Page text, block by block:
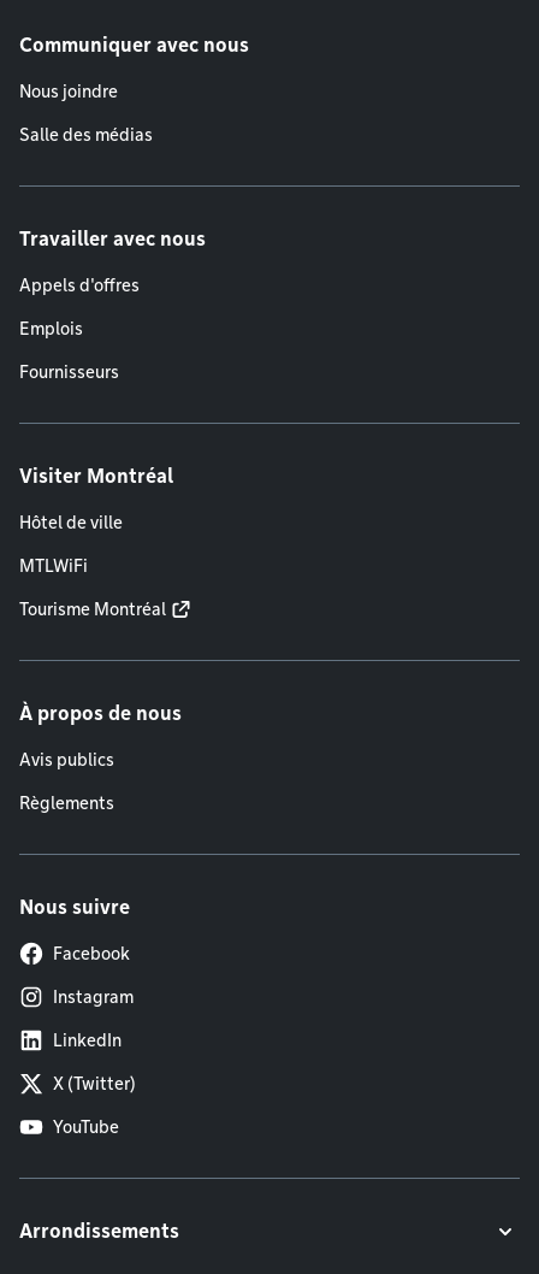
Communiquer avec nous
Nous joindre
Salle des médias
Travailler avec nous
Appels d'offres
Emplois
Fournisseurs
Visiter Montréal
Hôtel de ville
MTLWiFi
Tourisme Montréal
À propos de nous
Avis publics
Règlements
Nous suivre
Facebook
Instagram
LinkedIn
X (Twitter)
YouTube
Arrondissements